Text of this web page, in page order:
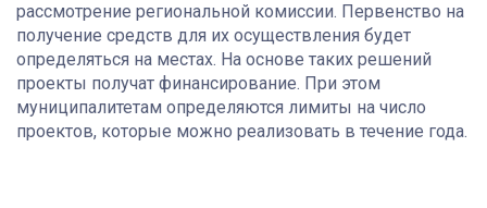
рассмотрение региональной комиссии. Первенство на
получение средств для их осуществления будет
определяться на местах. На основе таких решений
проекты получат финансирование. При этом
муниципалитетам определяются лимиты на число
проектов, которые можно реализовать в течение года.